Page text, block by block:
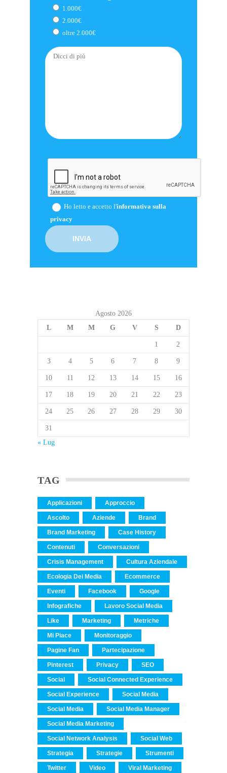
1.000€
2.000€
oltre 2.000€
Ho letto e accetto l'informativa sulla
privacy
Agosto 2026
L
M M G V S D
1 2
3 4 5 6 7 8 9
10 11 12 13 14 15 16
17 18 19 20 21 22 23
24 25 26 27 28 29 30
31
« Lug
TAG
Applicazioni Approccio
Ascolto Aziende Brand
Brand Marketing Case History
Contenuti Conversazioni
Crisis Management Cultura Aziendale
Ecologia Dei Media Ecommerce
Eventi Facebook Google
Infografiche Lavoro Social Media
Like Marketing Metriche
Mi Piace Monitoraggio
Pagine Fan Partecipazione
Pinterest Privacy SEO
Social Social Connected Experience
Social Experience Social Media
Social Media Social Media Manager
Social Media Marketing
Social Network Analysis Social Web
Strategia Strategie Strumenti
Twitter Video Viral Marketing